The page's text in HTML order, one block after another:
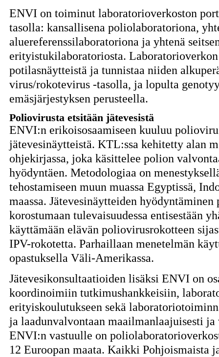
ENVI on toiminut laboratorioverkoston
tasolla: kansallisena poliolaboratoriona,
aluereferenssilaboratoriona ja yhtenä
erityistukilaboratoriosta.
potilasnäytteistä ja tunnistaa niiden
virus/rokotevirus -tasolla, ja lopulta
emäsjärjestyksen perusteella.
Poliovirusta etsitään jätevesistä
ENVI:n erikoisosaamiseen kuuluu
jätevesinäytteistä. KTL:ssa kehitetty alan
ohjekirjassa, joka käsittelee polion
hyödyntäen. Metodologiaa on
tehostamiseen muun muassa Egyptissä,
maassa. Jätevesinäytteiden
korostumaan tulevaisuudessa entisestään
käyttämään elävän poliovirusrokotteen
IPV-rokotetta. Parhaillaan menetelmän
opastuksella Väli-Amerikassa.
Jätevesikonsultaatioiden lisäksi ENVI on
koordinoimiin tutkimushankkeisiin,
erityiskoulutukseen sekä
ja laadunvalvontaan maailmanlaajuisesti
ENVI:n vastuulle on
12 Euroopan maata. Kaikki Pohjoismaista